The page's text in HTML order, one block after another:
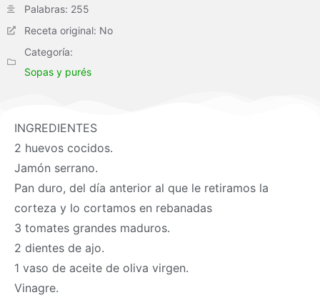
Palabras: 255
Receta original: No
Categoría:
Sopas y purés
INGREDIENTES
2 huevos cocidos.
Jamón serrano.
Pan duro, del día anterior al que le retiramos la
corteza y lo cortamos en rebanadas
3 tomates grandes maduros.
2 dientes de ajo.
1 vaso de aceite de oliva virgen.
Vinagre.